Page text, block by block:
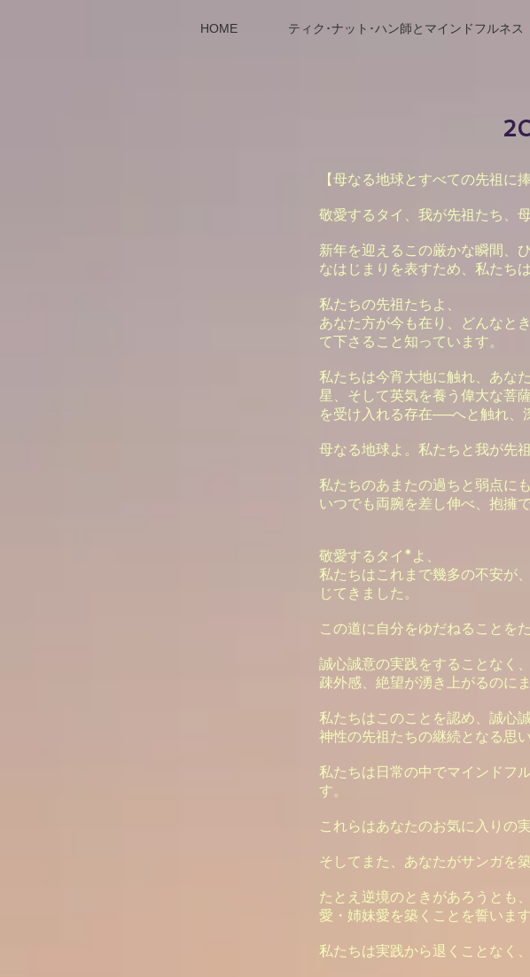
HOME ティク･ナット･ハン師とマインドフルネス
【母なる地球とすべての先祖に
敬愛するタイ、我が先祖たち、
新年を迎えるこの厳かな瞬間、
なはじまりを表すため、私たち
私たちの先祖たちよ、
あなた方が今も在り、どんなと
て下さること知っています。
私たちは今宵大地に触れ、あな
星、そして英気を養う偉大な菩
を受け入れる存在──へと触れ、
母なる地球よ。私たちと我が先
私たちのあまたの過ちと弱点に
いつでも両腕を差し伸べ、抱擁
敬愛するタイ*よ、
私たちはこれまで幾多の不安が
じてきました。
この道に自分をゆだねることを
誠心誠意の実践をすることなく
疎外感、絶望が湧き上がるのに
私たちはこのことを認め、誠心
神性の先祖たちの継続となる思
私たちは日常の中でマインドフ
す。
これらはあなたのお気に入りの
そしてまた、あなたがサンガを
たとえ逆境のときがあろうとも
愛・姉妹愛を築くことを誓います
私たちは実践から退くことなく